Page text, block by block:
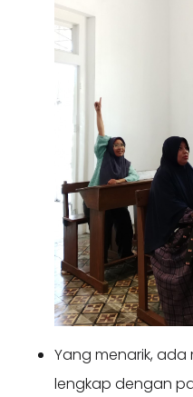
Yang menarik, ada
lengkap dengan